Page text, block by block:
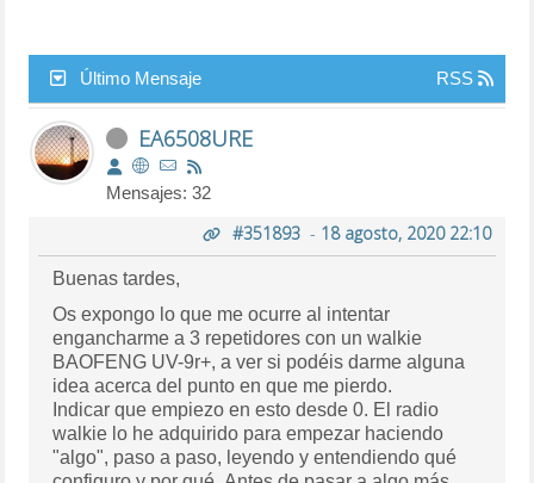
Último Mensaje RSS
EA6508URE
Mensajes: 32
#351893- 18 agosto, 2020 22:10
Buenas tardes,
Os expongo lo que me ocurre al intentar
engancharme a 3 repetidores con un walkie
BAOFENG UV-9r+, a ver si podéis darme alguna
idea acerca del punto en que me pierdo.
Indicar que empiezo en esto desde 0. El radio
walkie lo he adquirido para empezar haciendo
"algo", paso a paso, leyendo y entendiendo qué